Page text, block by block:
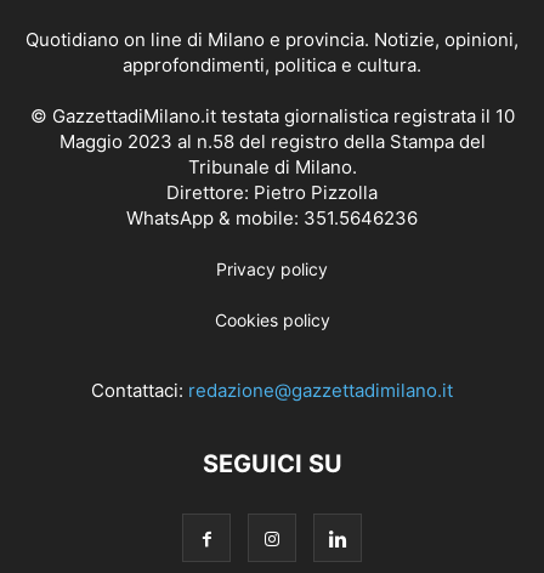
Quotidiano on line di Milano e provincia. Notizie, opinioni,
approfondimenti, politica e cultura.
© GazzettadiMilano.it testata giornalistica registrata il 10
Maggio 2023 al n.58 del registro della Stampa del
Tribunale di Milano.
Direttore: Pietro Pizzolla
WhatsApp & mobile: 351.5646236
Privacy policy
Cookies policy
Contattaci: redazione@gazzettadimilano.it
SEGUICI SU